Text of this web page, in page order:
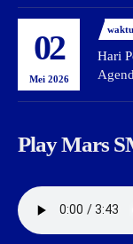
02
Mei 2026
Hari
Play Mars